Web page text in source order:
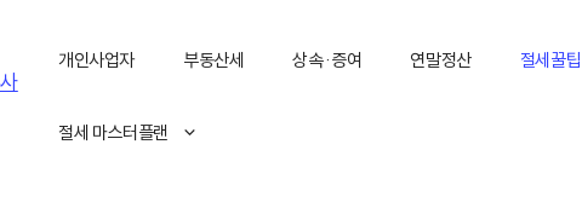
개인사업자 부동산세 상속·증여 연말정산 절세꿀팁
절세 마스터플랜